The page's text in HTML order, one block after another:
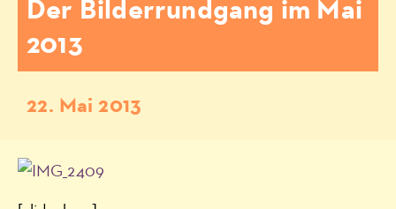
Der Bilderrundgang im Mai
2013
22. Mai 2013